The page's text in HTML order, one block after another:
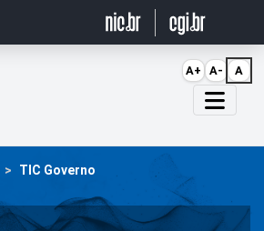
TIC Governo
A+ A- A